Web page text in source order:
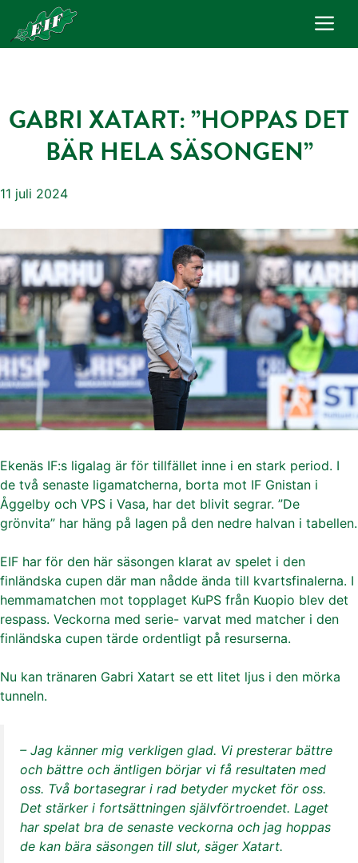
innehåll
GABRI XATART: ”HOPPAS DET
BÄR HELA SÄSONGEN”
11 juli 2024
Ekenäs IF:s ligalag är för tillfället inne i en stark period. I
de två senaste ligamatcherna, borta mot IF Gnistan i
Åggelby och VPS i Vasa, har det blivit segrar. ”De
grönvita” har häng på lagen på den nedre halvan i tabellen.
EIF har för den här säsongen klarat av spelet i den
finländska cupen där man nådde ända till kvartsfinalerna. I
hemmamatchen mot topplaget KuPS från Kuopio blev det
respass. Veckorna med serie- varvat med matcher i den
finländska cupen tärde ordentligt på resurserna.
Nu kan tränaren Gabri Xatart se ett litet ljus i den mörka
tunneln.
– Jag känner mig verkligen glad. Vi presterar bättre
och bättre och äntligen börjar vi få resultaten med
oss. Två bortasegrar i rad betyder mycket för oss.
Det stärker i fortsättningen självförtroendet. Laget
har spelat bra de senaste veckorna och jag hoppas
de kan bära säsongen till slut, säger Xatart.